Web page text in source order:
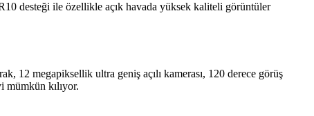
desteği ile özellikle açık havada yüksek kaliteli görüntüler
12 megapiksellik ultra geniş açılı kamerası, 120 derece görüş
mümkün kılıyor.